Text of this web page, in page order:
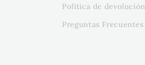
Política de devolución
Preguntas Frecuentes